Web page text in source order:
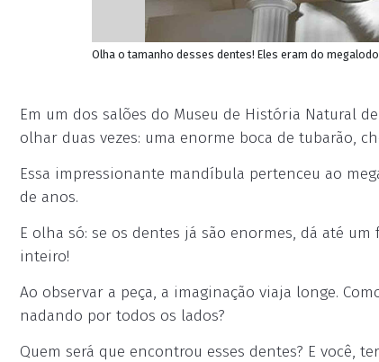
Olha o tamanho desses dentes! Eles eram do
Em um dos salões do Museu de História Natural
olhar duas vezes: uma enorme boca de tubarão,
Essa impressionante mandíbula pertenceu ao
de anos.
E olha só: se os dentes já são enormes, dá até
inteiro!
Ao observar a peça, a imaginação viaja longe.
nadando por todos os lados?
Quem será que encontrou esses dentes? E você,